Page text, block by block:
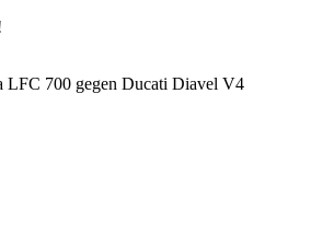
LFC 700 gegen Ducati Diavel V4